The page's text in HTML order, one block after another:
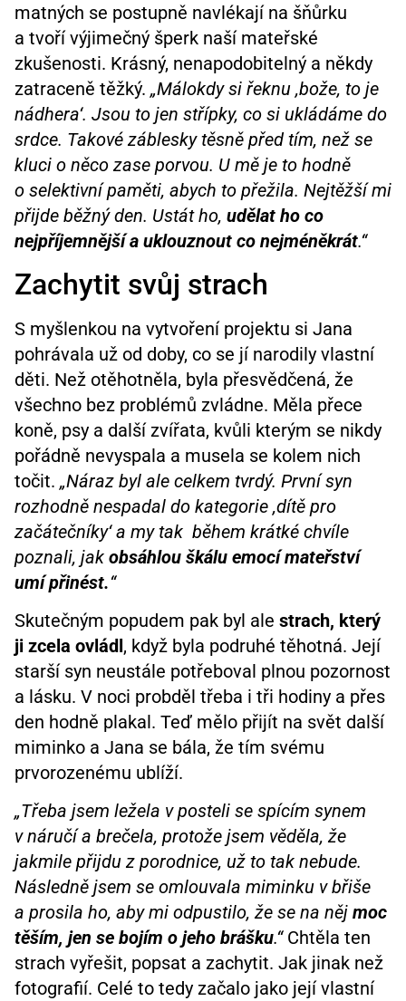
matných se postupně navlékají na šňůrku
a tvoří výjimečný šperk naší mateřské
zkušenosti. Krásný, nenapodobitelný a někdy
zatraceně těžký. „Málokdy si řeknu ,bože, to je
nádhera‘. Jsou to jen střípky, co si ukládáme do
srdce. Takové záblesky těsně před tím, než se
kluci o něco zase porvou. U mě je to hodně
o selektivní paměti, abych to přežila. Nejtěžší mi
přijde běžný den. Ustát ho, udělat ho co
nejpříjemnější a uklouznout co nejméněkrát.“
Zachytit svůj strach
S myšlenkou na vytvoření projektu si Jana
pohrávala už od doby, co se jí narodily vlastní
děti. Než otěhotněla, byla přesvědčená, že
všechno bez problémů zvládne. Měla přece
koně, psy a další zvířata, kvůli kterým se nikdy
pořádně nevyspala a musela se kolem nich
točit. „Náraz byl ale celkem tvrdý. První syn
rozhodně nespadal do kategorie ‚dítě pro
začátečníky‘ a my tak během krátké chvíle
poznali, jak obsáhlou škálu emocí mateřství
umí přinést.“
Skutečným popudem pak byl ale strach, který
ji zcela ovládl, když byla podruhé těhotná. Její
starší syn neustále potřeboval plnou pozornost
a lásku. V noci probděl třeba i tři hodiny a přes
den hodně plakal. Teď mělo přijít na svět další
miminko a Jana se bála, že tím svému
prvorozenému ublíží.
„Třeba jsem ležela v posteli se spícím synem
v náručí a brečela, protože jsem věděla, že
jakmile přijdu z porodnice, už to tak nebude.
Následně jsem se omlouvala miminku v břiše
a prosila ho, aby mi odpustilo, že se na něj moc
těším, jen se bojím o jeho brášku.“ Chtěla ten
strach vyřešit, popsat a zachytit. Jak jinak než
fotografií. Celé to tedy začalo jako její vlastní